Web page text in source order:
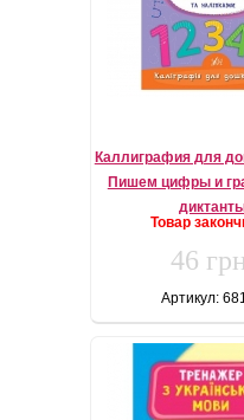
Каллиграфия для
Пишем цифры и
Товар
46
Артикул: